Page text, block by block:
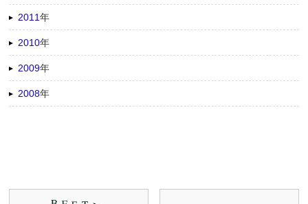
2011年
2010年
2009年
2008年